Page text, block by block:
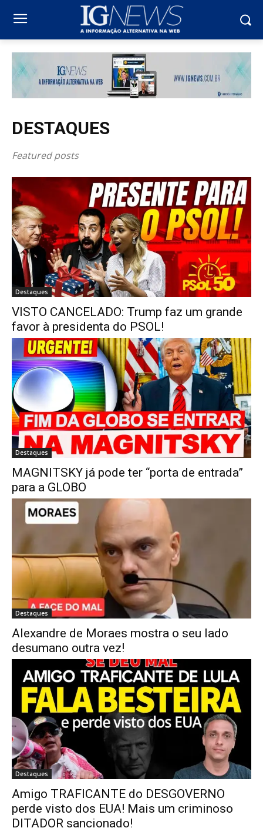
DESTAQUES
Featured posts
Destaques
VISTO CANCELADO: Trump faz um grande
favor à presidenta do PSOL!
Destaques
MAGNITSKY já pode ter “porta de entrada”
para a GLOBO
Destaques
Alexandre de Moraes mostra o seu lado
desumano outra vez!
Destaques
Amigo TRAFICANTE do DESGOVERNO
perde visto dos EUA! Mais um criminoso
DITADOR sancionado!